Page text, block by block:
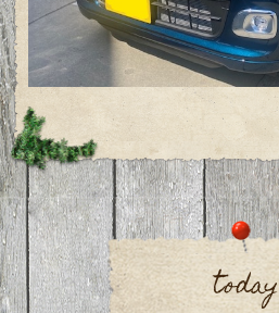
today